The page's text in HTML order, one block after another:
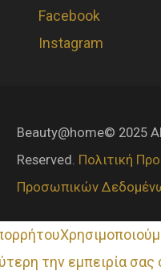
Facebook
Instagram
Beauty@home© 2025
Reserved. Πολιτική
Προσωπικών
την εμπειρία σας